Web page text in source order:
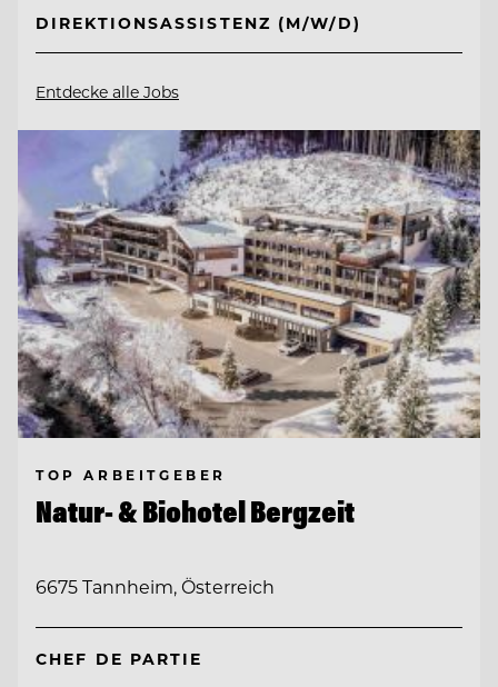
DIREKTIONSASSISTENZ (M/W/D)
Entdecke alle Jobs
TOP ARBEITGEBER
Natur- & Biohotel Bergzeit
6675 Tannheim, Österreich
CHEF DE PARTIE